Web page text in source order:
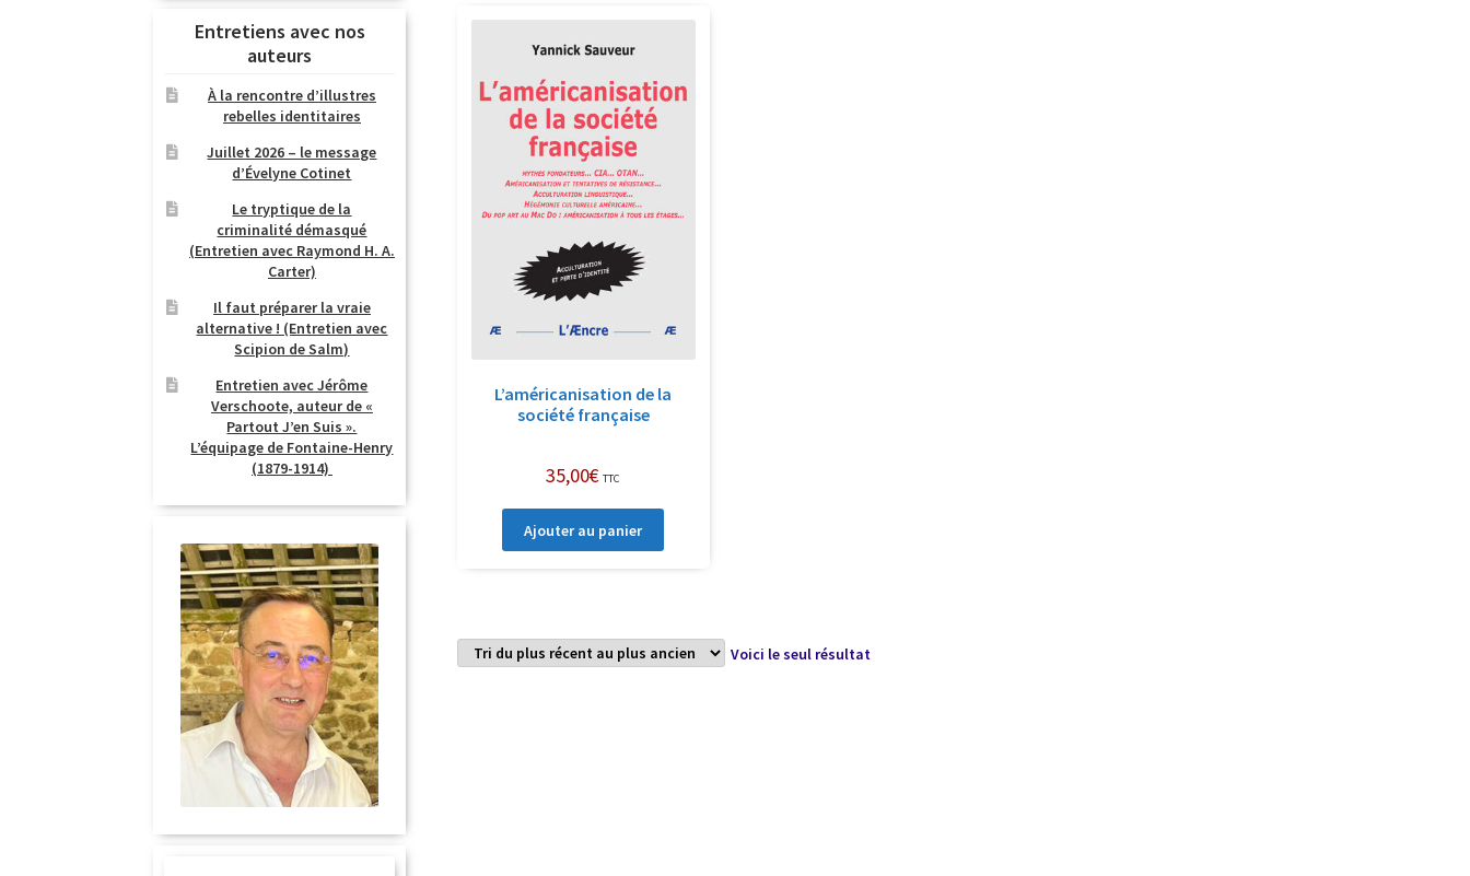
L’américanisation de la
société française
35,00€ TTC
Ajouter au panier
Voici le seul résultat
Entretiens avec nos
auteurs
À la rencontre d’illustres
rebelles identitaires
Juillet 2026 – le message
d’Évelyne Cotinet
Le tryptique de la
criminalité démasqué
(Entretien avec Raymond H. A.
Carter)
Il faut préparer la vraie
alternative ! (Entretien avec
Scipion de Salm)
Entretien avec Jérôme
Verschoote, auteur de «
Partout J’en Suis ».
L’équipage de Fontaine-Henry
(1879-1914)